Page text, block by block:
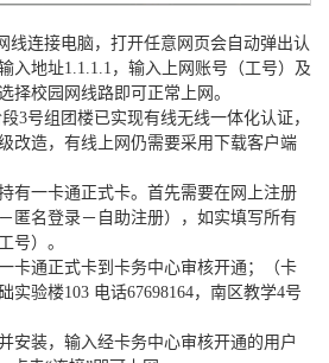
线连接电脑，打开任意网页会自动弹出认
入地址1.1.1.1，输入上网账号（工号）及
择校园网线路即可正常上网。
3号组团楼已实现有线无线一体化认证，
改造，有线上网仍需要采用下载客户端
有一卡通正式卡。首先需要在网上注册
－匿名登录－自助注册），如实填写所有
号）。
卡通正式卡到卡务中心审核开通；（卡
实验楼103 电话67698164，南区教学4号
安装，输入经卡务中心审核开通的用户